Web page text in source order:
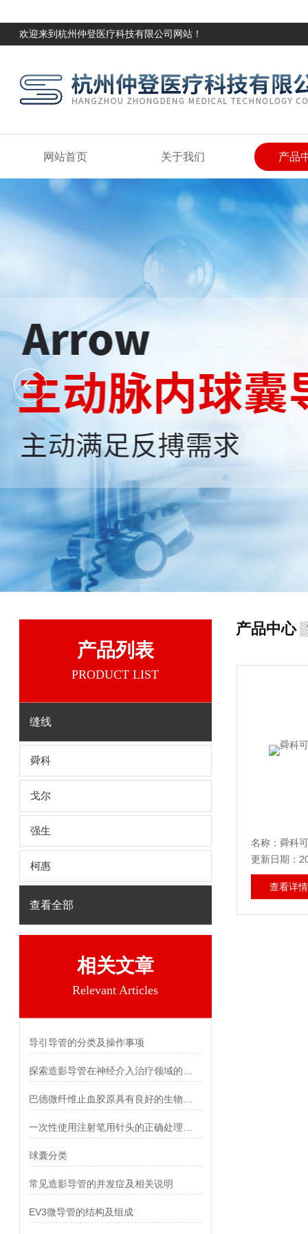
欢迎来到杭州仲登医疗科技有限公司网站！
网站首页 关于我们 产品
产品列表
PRODUCT LIST
缝线
舜科
戈尔
强生
柯惠
查看全部
相关文章
Relevant Articles
导引导管的分类及操作事项
球囊分类
常见造影导管的并发症及相关说明
EV3微导管的结构及组成
产品中心
名称：舜科
更新日期：
查看详情